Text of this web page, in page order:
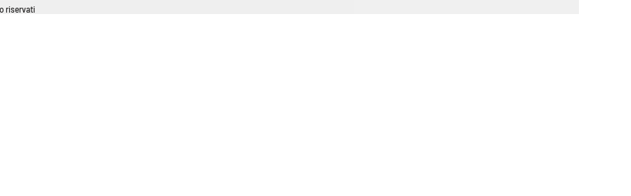
riservati